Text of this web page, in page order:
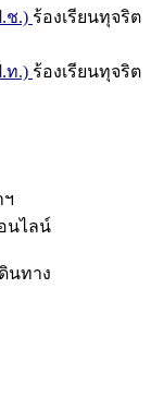
ช.) ร้องเรียนทุจริต
ท.) ร้องเรียนทุจริต
นไลน์
นทาง